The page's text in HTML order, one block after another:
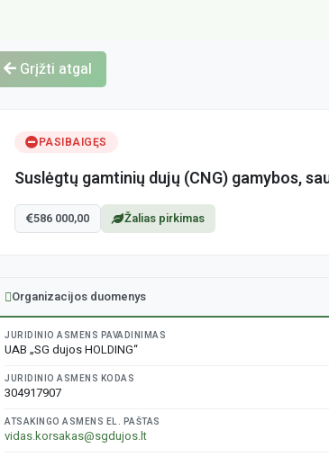
Grįžti atgal
PASIBAIGĘS
Suslėgtų gamtinių dujų (CNG) gamybos,
586 000,00 Žalias pirkimas
Organizacijos duomenys
JURIDINIO ASMENS PAVADINIMAS
UAB „SG dujos HOLDING“
JURIDINIO ASMENS KODAS
304917907
ATSAKINGO ASMENS EL. PAŠTAS
vidas.korsakas@sgdujos.lt